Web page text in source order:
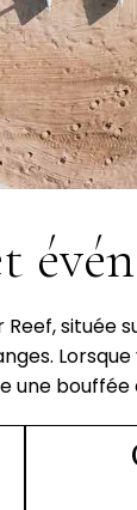
située
une bouffée